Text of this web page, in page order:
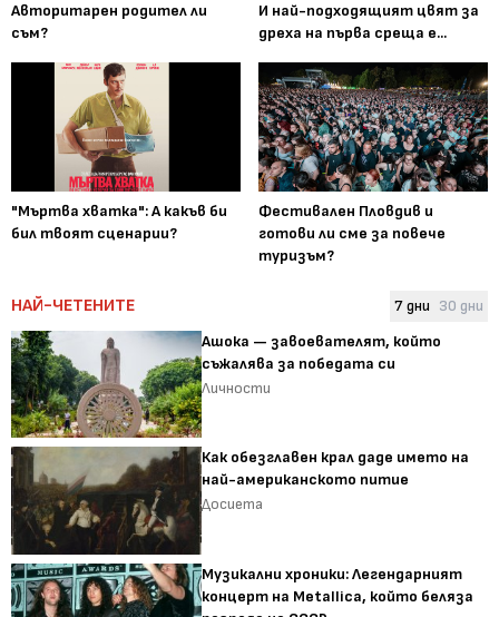
Авторитарен родител ли
съм?
И най-подходящият цвят за
дреха на първа среща е...
"Мъртва хватка": А какъв би
бил твоят сценарии?
Фестивален Пловдив и
готови ли сме за повече
туризъм?
НАЙ-ЧЕТЕНИТЕ 7 дни 30 дни
Ашока — завоевателят, който
съжалява за победата си
Личности
Как обезглавен крал даде името на
най-американското питие
Досиета
Музикални хроники: Легендарният
концерт на Metallica, който беляза